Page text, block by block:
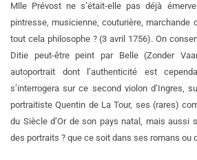
Mlle Prévost ne s’était-elle pas déjà
pintresse, musicienne, couturière, marchande
tout cela philosophe ? (3 avril 1756). On
Ditie peut-être peint par Belle (Zonder
autoportrait dont l’authenticité est
s’interrogera sur ce second violon d’Ingres,
portraitiste Quentin de La Tour, ses (rares)
du Siècle d’Or de son pays natal, mais aussi
des portraits ? que ce soit dans ses romans ou